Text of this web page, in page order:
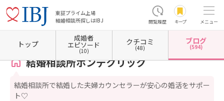
東証プライム上場
結婚相談所探しはIBJ
閲覧履歴 キープ メニュー
ホーム 東京都の結婚相談所 東京都千代田区 東京都千代田区有楽町 結婚相談所ボン
結婚相談所ボンデクリック
結婚相談所で結婚した夫婦カウンセラーが安心の婚活をサポー
ト♡
トップ
成婚者
エピソード
(10)
クチコミ
(48)
ブログ
(594)